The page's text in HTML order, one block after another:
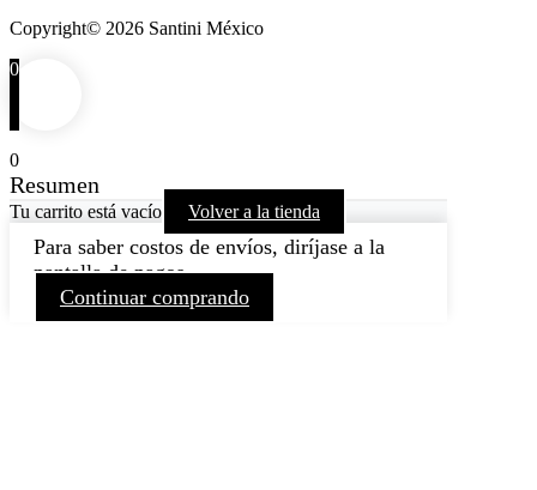
Copyright© 2026 Santini México
0
0
Resumen
Tu carrito está vacío Volver a la tienda
Para saber costos de envíos, diríjase a la
pantalla de pagos
Continuar comprando